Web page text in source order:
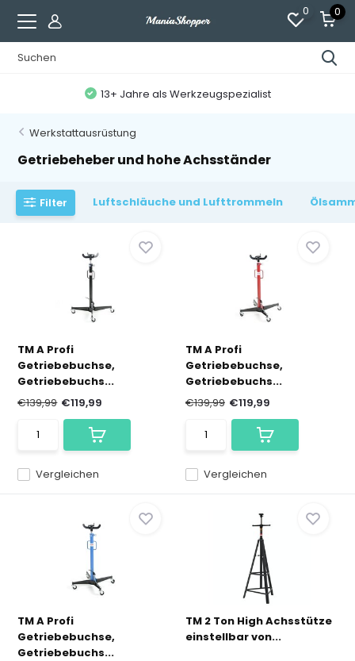
0 0
13+ Jahre als Werkzeugspezialist
Werkstattausrüstung
Getriebeheber und hohe Achsständer
Filter Luftschläuche und Lufttrommeln
TM A Profi
Getriebebuchse,
Getriebebuchs...
Vergleichen
€139,99 €119,99
TM A Profi
Getriebebuchse,
Getriebebuchs...
Vergleichen
€139,99 €119,99
TM A Profi
Getriebebuchse,
Getriebebuchs...
TM 2 Ton High Achsstütze
einstellbar von...